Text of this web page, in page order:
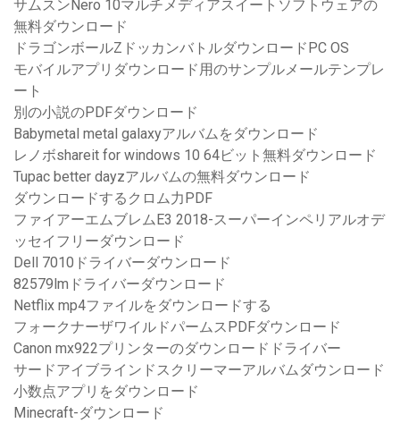
サムスンNero 10マルチメディアスイートソフトウェアの
無料ダウンロード
ドラゴンボールZドッカンバトルダウンロードPC OS
モバイルアプリダウンロード用のサンプルメールテンプレ
ート
別の小説のPDFダウンロード
Babymetal metal galaxyアルバムをダウンロード
レノボshareit for windows 10 64ビット無料ダウンロード
Tupac better dayzアルバムの無料ダウンロード
ダウンロードするクロム力PDF
ファイアーエムブレムE3 2018-スーパーインペリアルオデ
ッセイフリーダウンロード
Dell 7010ドライバーダウンロード
82579lmドライバーダウンロード
Netflix mp4ファイルをダウンロードする
フォークナーザワイルドパームスPDFダウンロード
Canon mx922プリンターのダウンロードドライバー
サードアイブラインドスクリーマーアルバムダウンロード
小数点アプリをダウンロード
Minecraft-ダウンロード